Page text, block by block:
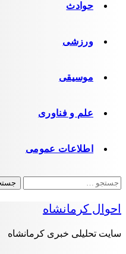
حوادث
ورزشی
موسیقی
علم و فناوری
اطلاعات عمومی
جستجو
برای:
احوال کرمانشاه
سایت تحلیلی خبری کرمانشاه